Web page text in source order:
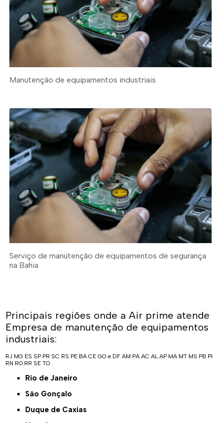
Manutenção de equipamentos industriais
Serviço de manutenção de equipamentos de segurança
na Bahia
Principais regiões onde a Air prime atende
Empresa de manutenção de equipamentos
industriais:
RJ MG ES SP PR SC RS PE BA CE GO e DF AM PA AC AL AP MA MT MS PB PI
RN RO RR SE TO
Rio de Janeiro
São Gonçalo
Duque de Caxias